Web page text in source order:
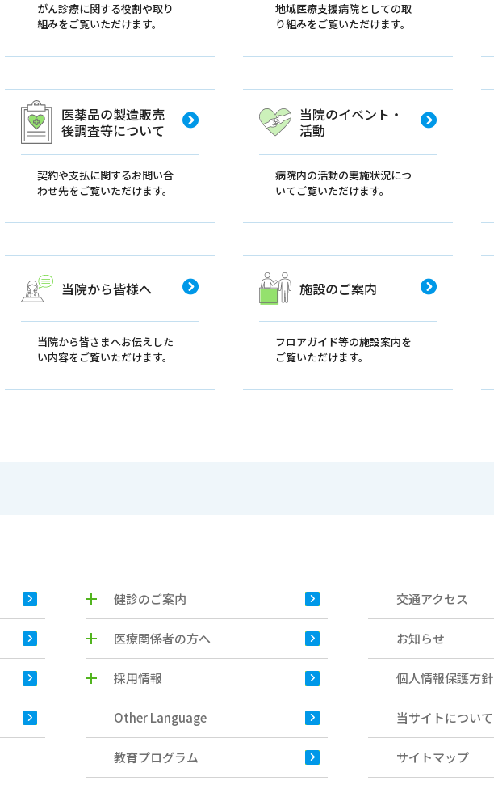
がん診療に関する役割や取り
組みをご覧いただけます。
地域医療支援病院としての取
り組みをご覧いただけます。
医薬品の製造販売
後調査等について
契約や支払に関するお問い合
わせ先をご覧いただけます。
当院のイベント・
活動
病院内の活動の実施状況につ
いてご覧いただけます。
当院から皆様へ
当院から皆さまへお伝えした
い内容をご覧いただけます。
施設のご案内
フロアガイド等の施設案内を
ご覧いただけます。
健診のご案内
医療関係者の方へ
採用情報
Other Language
教育プログラム
交通アクセス
お知らせ
個人情報保護方針
当サイトについて
サイトマップ